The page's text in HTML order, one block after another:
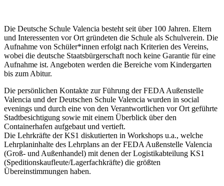
Die Deutsche Schule Valencia besteht seit über 100 Jahren. Eltern
und Interessenten vor Ort gründeten die Schule als Schulverein. Die
Aufnahme von Schüler*innen erfolgt nach Kriterien des Vereins,
wobei die deutsche Staatsbürgerschaft noch keine Garantie für eine
Aufnahme ist. Angeboten werden die Bereiche vom Kindergarten
bis zum Abitur.
Die persönlichen Kontakte zur Führung der FEDA Außenstelle
Valencia und der Deutschen Schule Valencia wurden in social
evenings und durch eine von den Verantwortlichen vor Ort geführte
Stadtbesichtigung sowie mit einem Überblick über den
Containerhafen aufgebaut und vertieft.
Die Lehrkräfte der KS1 diskutierten in Workshops u.a., welche
Lehrplaninhalte des Lehrplans an der FEDA Außenstelle Valencia
(Groß- und Außenhandel) mit denen der Logistikabteilung KS1
(Speditionskaufleute/Lagerfachkräfte) die größten
Übereinstimmungen haben.